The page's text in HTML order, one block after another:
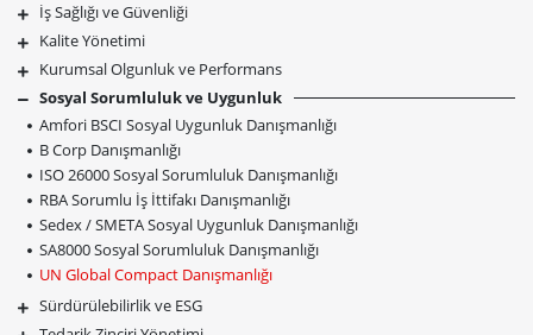
İş Sağlığı ve Güvenliği
Kalite Yönetimi
Kurumsal Olgunluk ve Performans
Sosyal Sorumluluk ve Uygunluk
Amfori BSCI Sosyal Uygunluk Danışmanlığı
B Corp Danışmanlığı
ISO 26000 Sosyal Sorumluluk Danışmanlığı
RBA Sorumlu İş İttifakı Danışmanlığı
Sedex / SMETA Sosyal Uygunluk Danışmanlığı
SA8000 Sosyal Sorumluluk Danışmanlığı
UN Global Compact Danışmanlığı
Sürdürülebilirlik ve ESG